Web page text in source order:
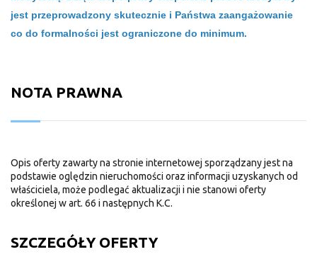
jest przeprowadzony skutecznie i Państwa zaangażowanie
co do formalności jest ograniczone do minimum.
NOTA PRAWNA
Opis oferty zawarty na stronie internetowej sporządzany jest na
podstawie oględzin nieruchomości oraz informacji uzyskanych od
właściciela, może podlegać aktualizacji i nie stanowi oferty
określonej w art. 66 i następnych K.C.
SZCZEGÓŁY OFERTY